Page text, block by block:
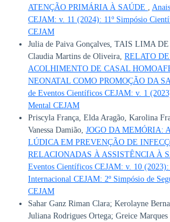
ATENÇÃO PRIMÁRIA À SAÚDE
CEJAM: v. 11 (2024): 11º Simpósio
CEJAM
Julia de Paiva Gonçalves, TAIS LIMA
Claudia Martins de Oliveira, RELATO
ACOLHIMENTO DE CASAL
NEONATAL COMO PROMOÇÃO DA
de Eventos Científicos CEJAM: v. 1
Mental CEJAM
Priscyla França, Elda Aragão, Karolina
Vanessa Damião, JOGO DA MEMÓRIA:
LÚDICA EM PREVENÇÃO DE
RELACIONADAS À ASSISTÊNCIA À
Eventos Científicos CEJAM: v. 10
Internacional CEJAM: 2º Simpósio de
CEJAM
Sahar Ganz Riman Clara; Kerolayne
Juliana Rodrigues Ortega; Greice